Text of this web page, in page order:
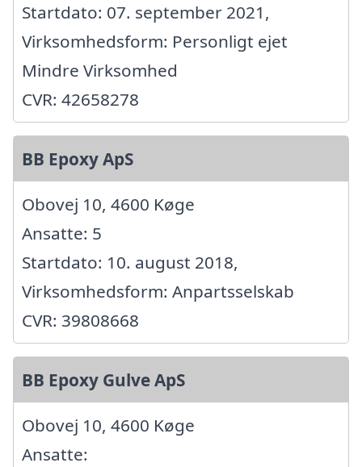
Startdato: 07. september 2021,
Virksomhedsform: Personligt ejet
Mindre Virksomhed
CVR: 42658278
BB Epoxy ApS
Obovej 10, 4600 Køge
Ansatte: 5
Startdato: 10. august 2018,
Virksomhedsform: Anpartsselskab
CVR: 39808668
BB Epoxy Gulve ApS
Obovej 10, 4600 Køge
Ansatte: